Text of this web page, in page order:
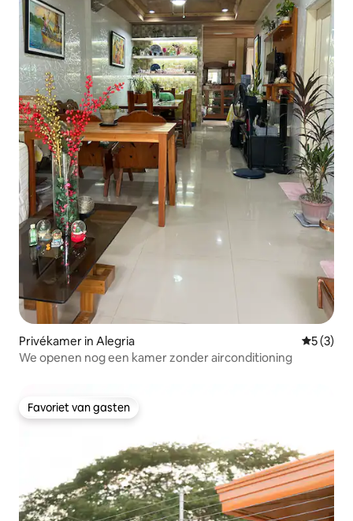
Privékamer in Alegria
5 (3)
We openen nog een kamer zonder airconditioning
Favoriet van gasten
Favoriet van gasten